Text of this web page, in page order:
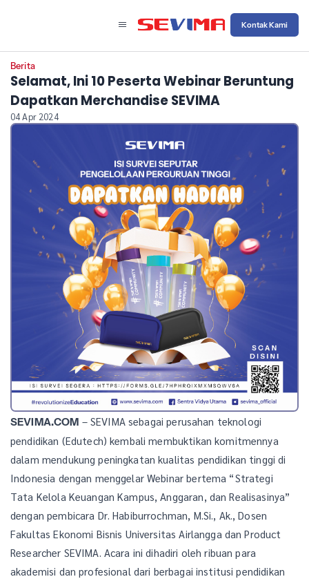
Kontak Kami
Berita
Selamat, Ini 10 Peserta Webinar Beruntung
Dapatkan Merchandise SEVIMA
04 Apr 2024
SEVIMA.COM – SEVIMA sebagai perusahan teknologi
pendidikan (Edutech) kembali membuktikan komitmennya
dalam mendukung peningkatan kualitas pendidikan tinggi di
Indonesia dengan menggelar Webinar bertema “Strategi
Tata Kelola Keuangan Kampus, Anggaran, dan Realisasinya”
dengan pembicara Dr. Habiburrochman, M.Si., Ak., Dosen
Fakultas Ekonomi Bisnis Universitas Airlangga dan Product
Researcher SEVIMA. Acara ini dihadiri oleh ribuan para
akademisi dan profesional dari berbagai institusi pendidikan